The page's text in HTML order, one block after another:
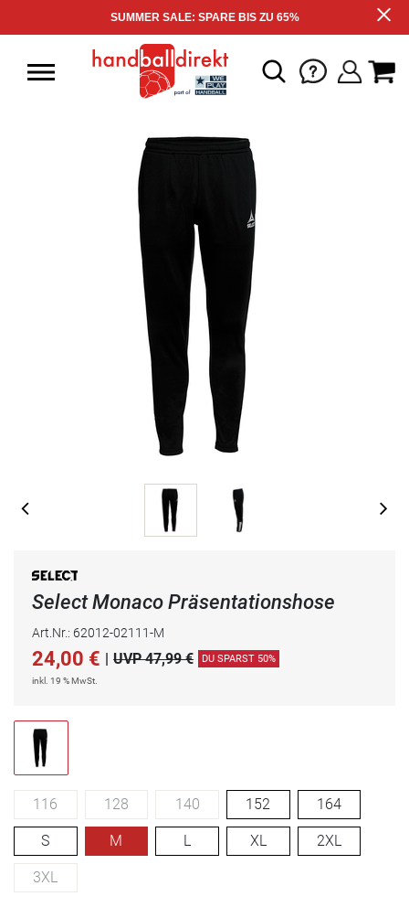
SUMMER SALE: SPARE BIS ZU 65%
Select Monaco Präsentationshose
Art.Nr.: 62012-02111-M
24,00 € | UVP 47,99 € DU SPARST 50%
inkl. 19 % MwSt.
116 128 140 152 164
S M L XL 2XL
3XL